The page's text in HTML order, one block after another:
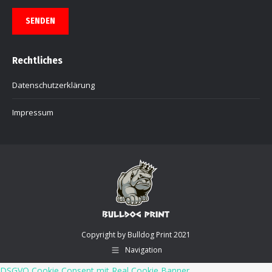
SENDEN
Rechtliches
Datenschutzerklärung
Impressum
Copyright by Bulldog Print 2021
Navigation